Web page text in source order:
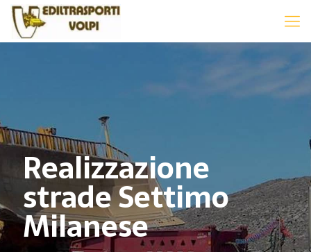
Realizzazione
strade Settimo
Milanese